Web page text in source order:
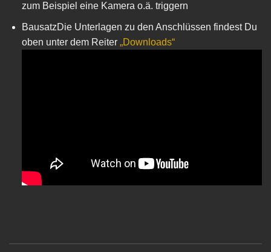
zum Beispiel eine Kamera o.ä. triggern
BausatzDie Unterlagen zu den Anschlüssen findest Du
oben unter dem Reiter „Downloads“